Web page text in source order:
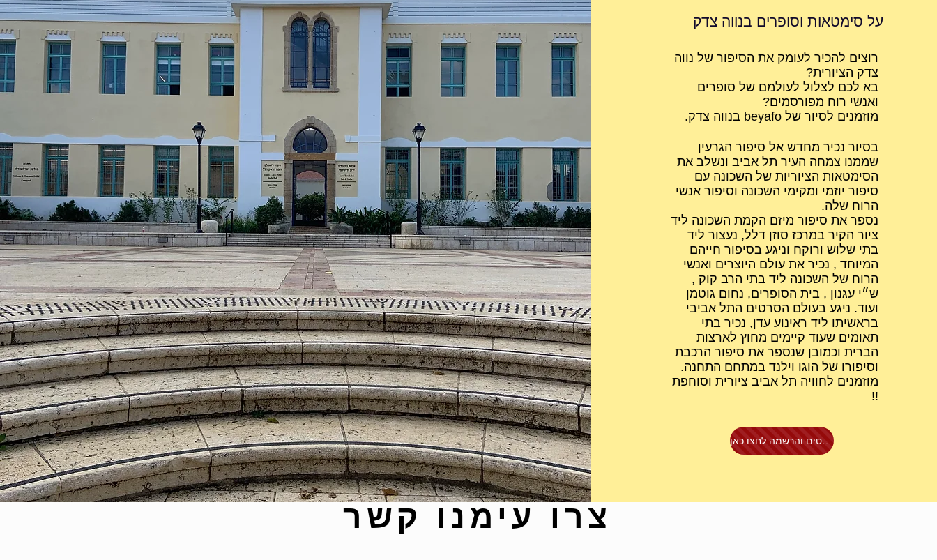
על סימטאות וסופרים בנווה צדק
רוצים להכיר לעומק את הסיפור של נווה
צדק הציורית?
בא לכם לצלול לעולמם של סופרים
ואנשי רוח מפורסמים?
מוזמנים לסיור של beyafo בנווה צדק.
בסיור נכיר מחדש אל סיפור הגרעין
שממנו צמחה העיר תל אביב ונשלב את
הסימטאות הציוריות של השכונה עם
סיפור יוזמי ומקימי השכונה וסיפור אנשי
הרוח שלה.
נספר את סיפור מיזם הקמת השכונה ליד
ציור הקיר במרכז סוזן דלל, נעצור ליד
בתי שלוש ורוקח וניגע בסיפור חייהם
המיוחד , נכיר את עולם היוצרים ואנשי
הרוח של השכונה ליד בתי הרב קוק ,
ש״י עגנון , בית הסופרים, נחום גוטמן
ועוד. ניגע בעולם הסרטים התל אביבי
בראשיתו ליד ראינוע עדן, נכיר בתי
תאומים שעוד קיימים מחוץ לארצות
הברית וכמובן שנספר את סיפור הרכבת
וסיפורו של הוגו וילנד במתחם התחנה.
מוזמנים לחוויה תל אביב ציורית וסוחפת
!!
לפרטים והרשמה לחצו כאן
צרו עימנו קשר